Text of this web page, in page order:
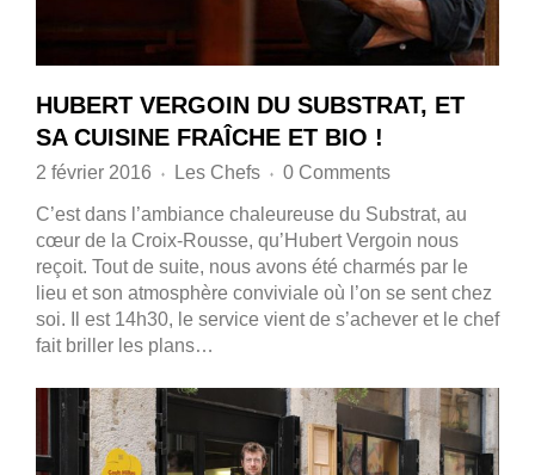
HUBERT VERGOIN DU SUBSTRAT, ET
SA CUISINE FRAÎCHE ET BIO !
2 février 2016 ♦ Les Chefs ♦ 0 Comments
C’est dans l’ambiance chaleureuse du Substrat, au
cœur de la Croix-Rousse, qu’Hubert Vergoin nous
reçoit. Tout de suite, nous avons été charmés par le
lieu et son atmosphère conviviale où l’on se sent chez
soi. Il est 14h30, le service vient de s’achever et le chef
fait briller les plans…